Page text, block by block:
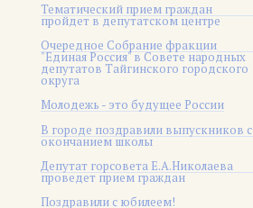
Тематический прием граждан
пройдет в депутатском центре
Очередное Собрание фракции
"Единая Россия" в Совете народных
депутатов Тайгинского городского
округа
Молодежь - это будущее России
В городе поздравили выпускников с
окончанием школы
Депутат горсовета Е.А.Николаева
проведет прием граждан
Поздравили с юбилеем!